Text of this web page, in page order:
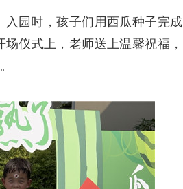
园时，孩子们用西瓜种子完成
仪式上，老师送上温馨祝福，